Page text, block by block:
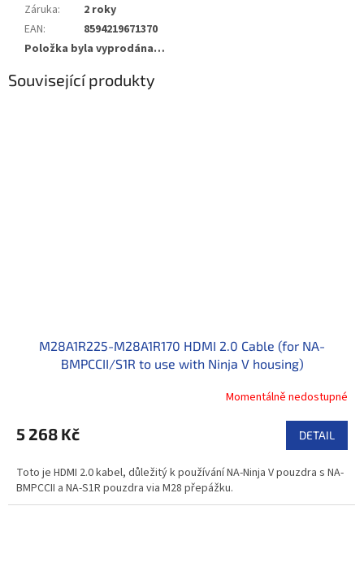
Záruka:
2 roky
EAN:
8594219671370
Položka byla vyprodána…
Související produkty
M28A1R225-M28A1R170 HDMI 2.0 Cable (for NA-
BMPCCII/S1R to use with Ninja V housing)
Momentálně nedostupné
5 268 Kč DETAIL
Toto je HDMI 2.0 kabel, důležitý k používání NA-Ninja V pouzdra s NA-
BMPCCII a NA-S1R pouzdra via M28 přepážku.